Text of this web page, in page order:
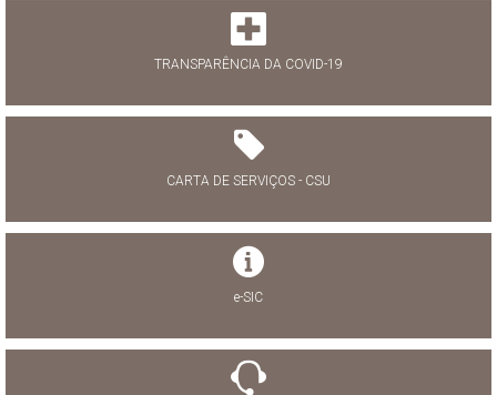
TRANSPARÊNCIA DA COVID-19
CARTA DE SERVIÇOS - CSU
e-SIC